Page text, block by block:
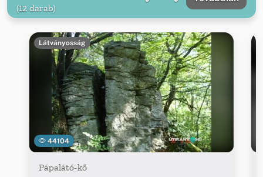
(12 darab)
44104
Látványosság
Pápalátó-kő